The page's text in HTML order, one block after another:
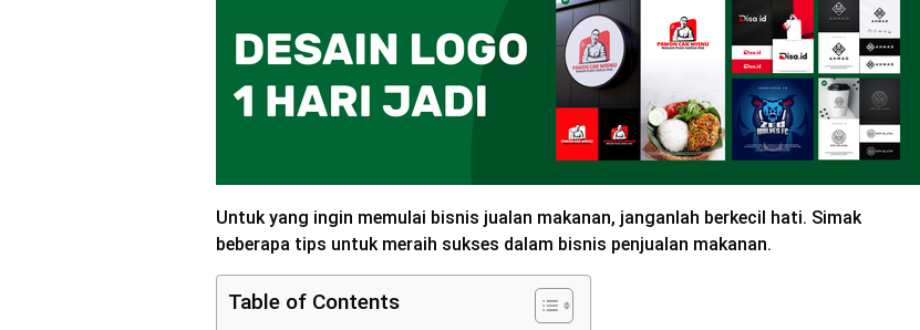
Untuk yang ingin memulai bisnis jualan makanan, janganlah berkecil hati. Simak
beberapa tips untuk meraih sukses dalam bisnis penjualan makanan.
Table of Contents